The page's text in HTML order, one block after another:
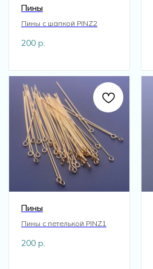
Пины
Пины с шапкой PINZ2
200 р.
Пины
Пины с петелькой PINZ1
200 р.